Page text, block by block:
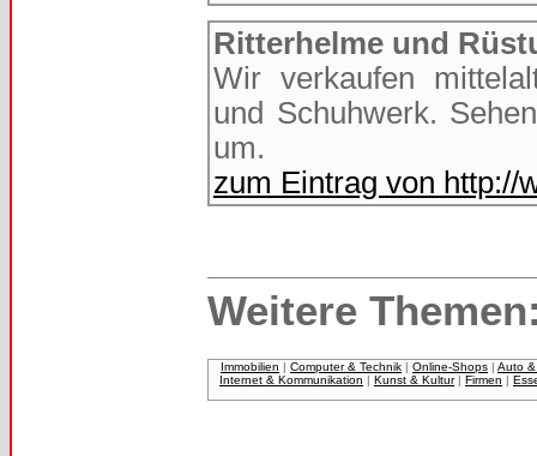
Ritterhelme und
Wir verkaufen
und Schuhwerk.
um.
zum Eintrag von http://
Weitere
Immobilien | Computer & Technik | Online-Shops | Auto &
Internet & Kommunikation | Kunst & Kultur| Firmen |